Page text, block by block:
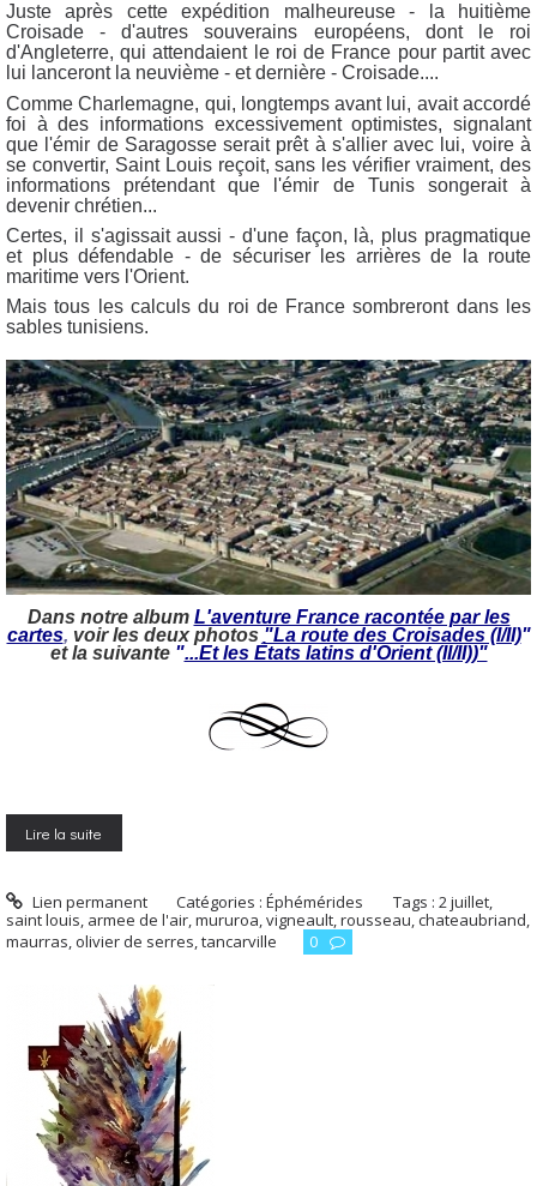
Juste après cette expédition malheureuse - la huitième
Croisade - d'autres souverains européens, dont le roi
d'Angleterre, qui attendaient le roi de France pour partit avec
lui lanceront la neuvième - et dernière - Croisade....
Comme Charlemagne, qui, longtemps avant lui, avait accordé
foi à des informations excessivement optimistes, signalant
que l'émir de Saragosse serait prêt à s'allier avec lui, voire à
se convertir, Saint Louis reçoit, sans les vérifier vraiment, des
informations prétendant que l'émir de Tunis songerait à
devenir chrétien...
Certes, il s'agissait aussi - d'une façon, là, plus pragmatique
et plus défendable - de sécuriser les arrières de la route
maritime vers l'Orient.
Mais tous les calculs du roi de France sombreront dans les
sables tunisiens.
Dans notre album L'aventure France racontée par les
cartes, voir les deux photos "La route des Croisades (I/II)"
et la suivante "...Et les États latins d'Orient (II/II))"
Lire la suite
Lien permanent Catégories :Éphémérides Tags :2 juillet,
saint louis, armee de l'air,mururoa,vigneault,rousseau,chateaubriand,
maurras, olivier de serres,tancarville 0